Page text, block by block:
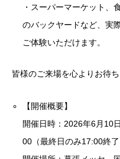
・スーパーマーケット、
のバックヤードなど、実
ご体験いただけます。
皆様のご来場を心よりお待ち
【開催概要】
開催日時：2026年6月10
00（最終日のみ17:00終了